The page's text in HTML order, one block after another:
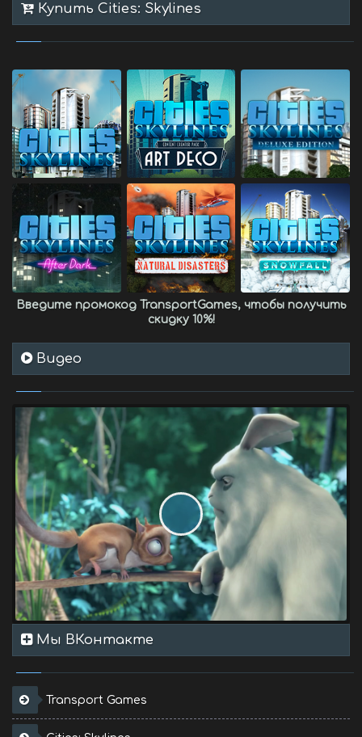
Купить Cities: Skylines
Введите промокод TransportGames, чтобы получить
скидку 10%!
Видео
Мы ВКонтакте
Transport Games